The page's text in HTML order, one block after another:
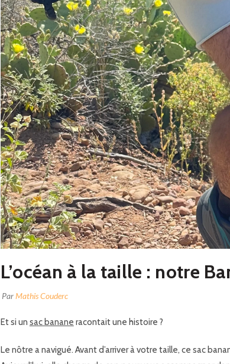
L’océan à la taille : notre
ParMathis Couderc
Et si un sac banane racontait une histoire ?
Le nôtre a navigué. Avant d’arriver à votre taille, ce sac